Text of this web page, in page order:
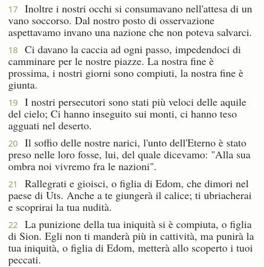
17
Inoltre i nostri occhi si consumavano nell'attesa di un
vano soccorso. Dal nostro posto di osservazione
aspettavamo invano una nazione che non poteva salvarci.
18
Ci davano la caccia ad ogni passo, impedendoci di
camminare per le nostre piazze. La nostra fine è
prossima, i nostri giorni sono compiuti, la nostra fine è
giunta.
19
I nostri persecutori sono stati più veloci delle aquile
del cielo; Ci hanno inseguito sui monti, ci hanno teso
agguati nel deserto.
20
Il soffio delle nostre narici, l'unto dell'Eterno è stato
preso nelle loro fosse, lui, del quale dicevamo: "Alla sua
ombra noi vivremo fra le nazioni".
21
Rallegrati e gioisci, o figlia di Edom, che dimori nel
paese di Uts. Anche a te giungerà il calice; ti ubriacherai
e scoprirai la tua nudità.
22
La punizione della tua iniquità si è compiuta, o figlia
di Sion. Egli non ti manderà più in cattività, ma punirà la
tua iniquità, o figlia di Edom, metterà allo scoperto i tuoi
peccati.